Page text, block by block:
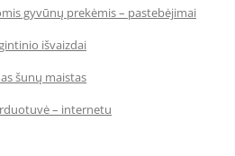
gyvūnų prekėmis – pastebėjimai
išvaizdai
šunų maistas
– internetu